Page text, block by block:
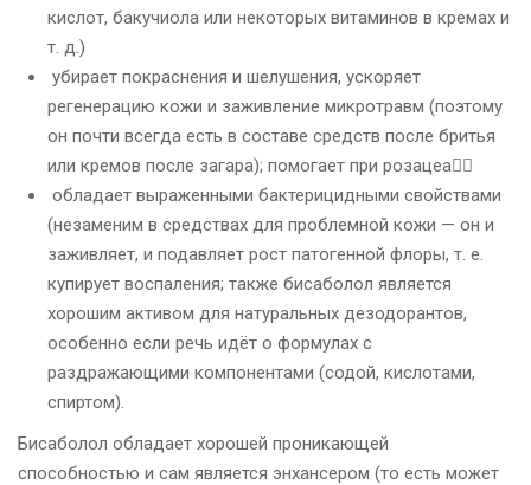
кислот, бакучиола или некоторых витаминов в кремах и
т. д.)
убирает покраснения и шелушения, ускоряет
регенерацию кожи и заживление микротравм (поэтому
он почти всегда есть в составе средств после бритья
или кремов после загара); помогает при розацеа☝🏻
обладает выраженными бактерицидными свойствами
(незаменим в средствах для проблемной кожи — он и
заживляет, и подавляет рост патогенной флоры, т. е.
купирует воспаления; также бисаболол является
хорошим активом для натуральных дезодорантов,
особенно если речь идёт о формулах с
раздражающими компонентами (содой, кислотами,
спиртом).
Бисаболол обладает хорошей проникающей
способностью и сам является энхансером (то есть может